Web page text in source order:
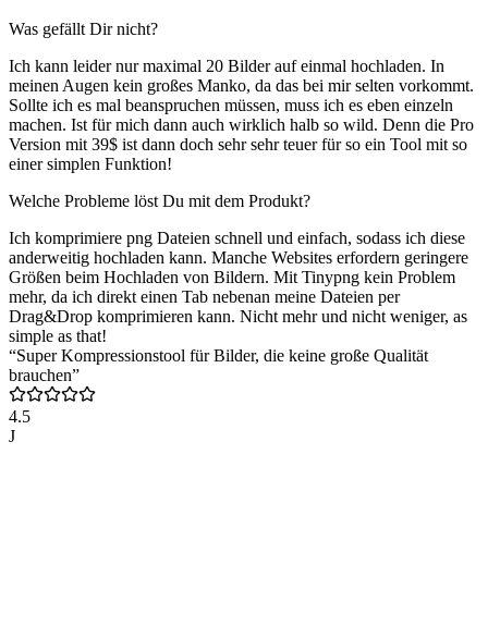
Was gefällt Dir nicht?
Ich kann leider nur maximal 20 Bilder auf einmal hochladen. In
meinen Augen kein großes Manko, da das bei mir selten vorkommt.
Sollte ich es mal beanspruchen müssen, muss ich es eben einzeln
machen. Ist für mich dann auch wirklich halb so wild. Denn die Pro
Version mit 39$ ist dann doch sehr sehr teuer für so ein Tool mit so
einer simplen Funktion!
Welche Probleme löst Du mit dem Produkt?
Ich komprimiere png Dateien schnell und einfach, sodass ich diese
anderweitig hochladen kann. Manche Websites erfordern geringere
Größen beim Hochladen von Bildern. Mit Tinypng kein Problem
mehr, da ich direkt einen Tab nebenan meine Dateien per
Drag&Drop komprimieren kann. Nicht mehr und nicht weniger, as
simple as that!
“Super Kompressionstool für Bilder, die keine große Qualität
brauchen”
4.5
J